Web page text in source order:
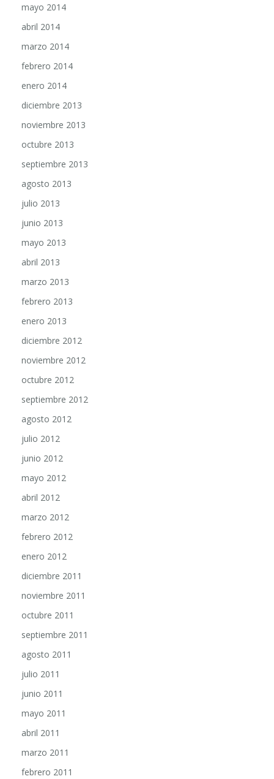
mayo 2014
abril 2014
marzo 2014
febrero 2014
enero 2014
diciembre 2013
noviembre 2013
octubre 2013
septiembre 2013
agosto 2013
julio 2013
junio 2013
mayo 2013
abril 2013
marzo 2013
febrero 2013
enero 2013
diciembre 2012
noviembre 2012
octubre 2012
septiembre 2012
agosto 2012
julio 2012
junio 2012
mayo 2012
abril 2012
marzo 2012
febrero 2012
enero 2012
diciembre 2011
noviembre 2011
octubre 2011
septiembre 2011
agosto 2011
julio 2011
junio 2011
mayo 2011
abril 2011
marzo 2011
febrero 2011